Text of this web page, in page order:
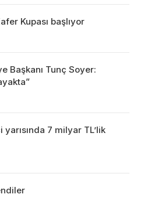
Kupası başlıyor
Başkanı Tunç Soyer:
yarısında 7 milyar TL’lik